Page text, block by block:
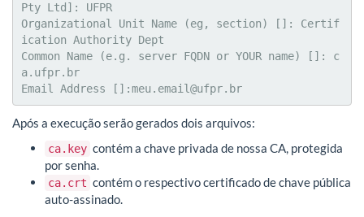
Pty Ltd]: UFPR
Organizational Unit Name (eg, section) []: Certif
ication Authority Dept
Common Name (e.g. server FQDN or YOUR name) []: c
a.ufpr.br
Email Address []:meu.email@ufpr.br
Após a execução serão gerados dois arquivos:
ca.key contém a chave privada de nossa CA, protegida
por senha.
ca.crt contém o respectivo certificado de chave pública
auto-assinado.